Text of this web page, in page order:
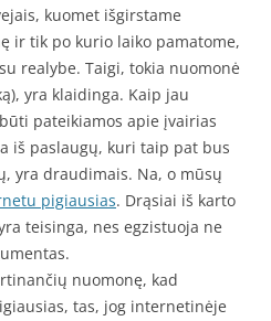
kuomet išgirstame
ir tik po kurio laiko pamatome,
realybe. Taigi, tokia nuomonė
yra klaidinga. Kaip jau
pateikiamos apie įvairias
iš paslaugų, kuri taip pat bus
yra draudimais. Na, o mūsų
pigiausias. Drąsiai iš karto
teisinga, nes egzistuoja ne
nuomonę, kad
tas, jog internetinėje